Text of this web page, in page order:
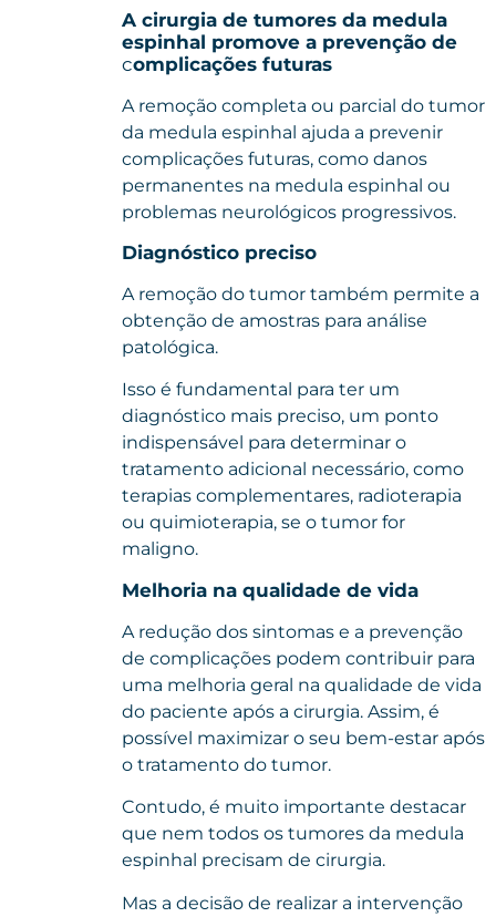
A cirurgia de tumores da medula
espinhal promove a prevenção de
complicações futuras
A remoção completa ou parcial do tumor
da medula espinhal ajuda a prevenir
complicações futuras, como danos
permanentes na medula espinhal ou
problemas neurológicos progressivos.
Diagnóstico preciso
A remoção do tumor também permite a
obtenção de amostras para análise
patológica.
Isso é fundamental para ter um
diagnóstico mais preciso, um ponto
indispensável para determinar o
tratamento adicional necessário, como
terapias complementares, radioterapia
ou quimioterapia, se o tumor for
maligno.
Melhoria na qualidade de vida
A redução dos sintomas e a prevenção
de complicações podem contribuir para
uma melhoria geral na qualidade de vida
do paciente após a cirurgia. Assim, é
possível maximizar o seu bem-estar após
o tratamento do tumor.
Contudo, é muito importante destacar
que nem todos os tumores da medula
espinhal precisam de cirurgia.
Mas a decisão de realizar a intervenção